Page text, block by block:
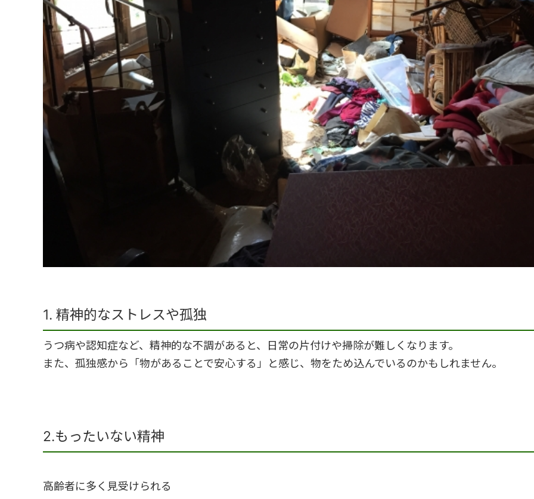
1. 精神的なストレスや孤独
うつ病や認知症など、精神的な不調があると、日常の片付けや掃除が難しくなります。
また、孤独感から「物があることで安心する」と感じ、物をため込んでいるのかもしれません。
2.もったいない精神
高齢者に多く見受けられる